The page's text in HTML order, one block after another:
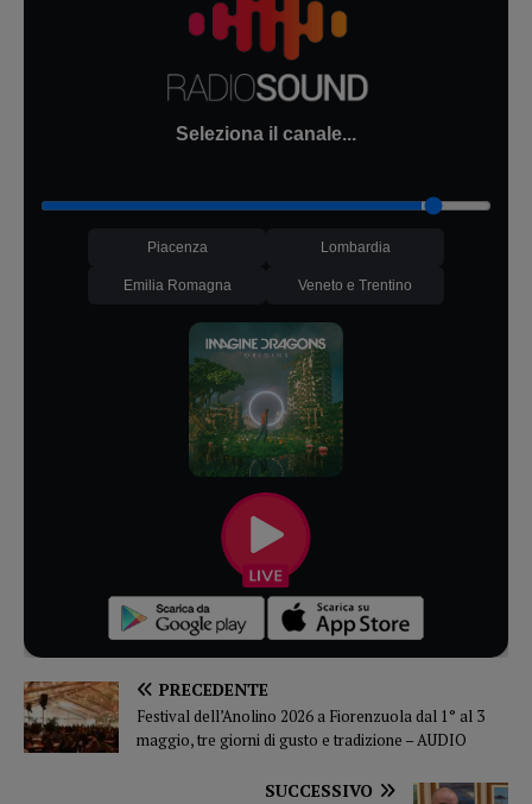
Seleziona il canale...
Piacenza Lombardia
Emilia Romagna Veneto e Trentino
PRECEDENTE
Festival dell’Anolino 2026 a Fiorenzuola dal 1° al 3
maggio, tre giorni di gusto e tradizione – AUDIO
SUCCESSIVO